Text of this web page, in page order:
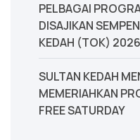
PELBAGAI
DISAJIKAN
KEDAH (TOK) 2026
SULTAN KEDAH
MEMERIAHKAN
FREE SATURDAY